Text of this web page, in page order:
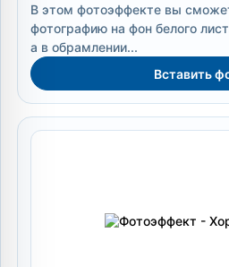
В этом фотоэффекте вы
фотографию на фон белого
а в обрамлении...
Вставить